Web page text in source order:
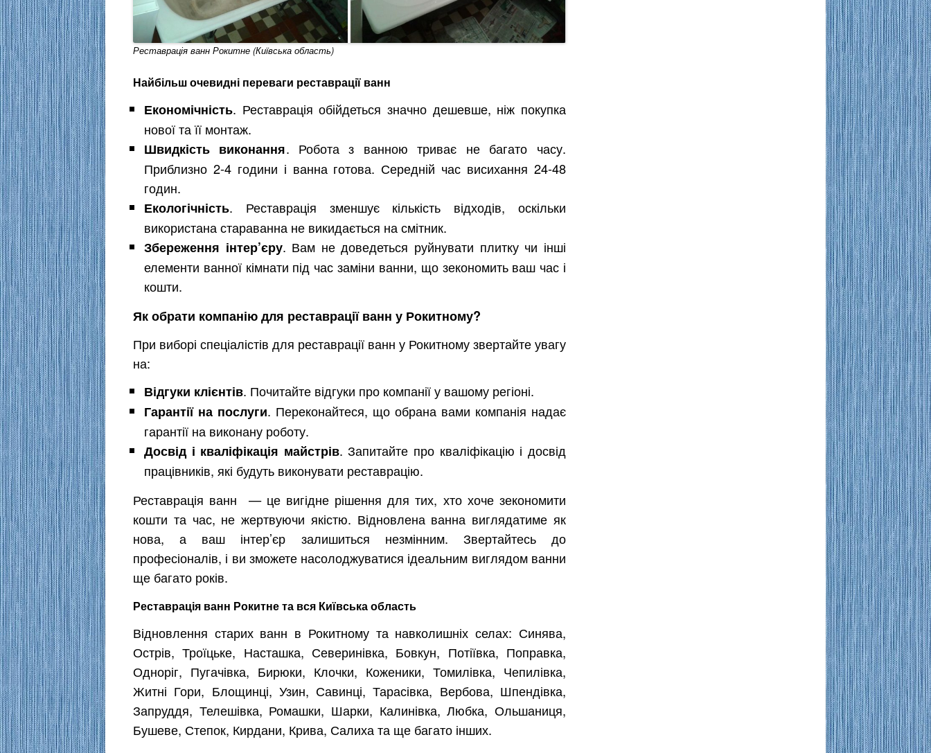
Реставрація ванн Рокитне (Київська область)
Найбільш очевидні переваги реставрації ванн
Економічність. Реставрація обійдеться значно дешевше, ніж покупка
нової та її монтаж.
Швидкість виконання. Робота з ванною триває не багато часу.
Приблизно 2-4 години і ванна готова. Середній час висихання 24-48
годин.
Екологічність. Реставрація зменшує кількість відходів, оскільки
використана стараванна не викидається на смітник.
Збереження інтер’єру. Вам не доведеться руйнувати плитку чи інші
елементи ванної кімнати під час заміни ванни, що зекономить ваш час і
кошти.
Як обрати компанію для реставрації ванн у Рокитному?
При виборі спеціалістів для реставрації ванн у Рокитному звертайте увагу
на:
Відгуки клієнтів. Почитайте відгуки про компанії у вашому регіоні.
Гарантії на послуги. Переконайтеся, що обрана вами компанія надає
гарантії на виконану роботу.
Досвід і кваліфікація майстрів. Запитайте про кваліфікацію і досвід
працівників, які будуть виконувати реставрацію.
Реставрація ванн — це вигідне рішення для тих, хто хоче зекономити
кошти та час, не жертвуючи якістю. Відновлена ванна виглядатиме як
нова, а ваш інтер’єр залишиться незмінним. Звертайтесь до
професіоналів, і ви зможете насолоджуватися ідеальним виглядом ванни
ще багато років.
Реставрація ванн Рокитне та вся Київська область
Відновлення старих ванн в Рокитному та навколишніх селах: Синява,
Острів, Троїцьке, Насташка, Северинівка, Бовкун, Потіївка, Поправка,
Одноріг, Пугачівка, Бирюки, Клочки, Коженики, Томилівка, Чепилівка,
Житні Гори, Блощинці, Узин, Савинці, Тарасівка, Вербова, Шпендівка,
Запруддя, Телешівка, Ромашки, Шарки, Калинівка, Любка, Ольшаниця,
Бушеве, Степок, Кирдани, Крива, Салиха та ще багато інших.